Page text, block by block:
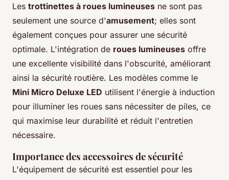
Les trottinettes à roues lumineuses ne sont pas
seulement une source d'amusement; elles sont
également conçues pour assurer une sécurité
optimale. L'intégration de roues lumineuses offre
une excellente visibilité dans l'obscurité, améliorant
ainsi la sécurité routière. Les modèles comme le
Mini Micro Deluxe LED utilisent l'énergie à induction
pour illuminer les roues sans nécessiter de piles, ce
qui maximise leur durabilité et réduit l'entretien
nécessaire.
Importance des accessoires de sécurité
L'équipement de sécurité est essentiel pour les